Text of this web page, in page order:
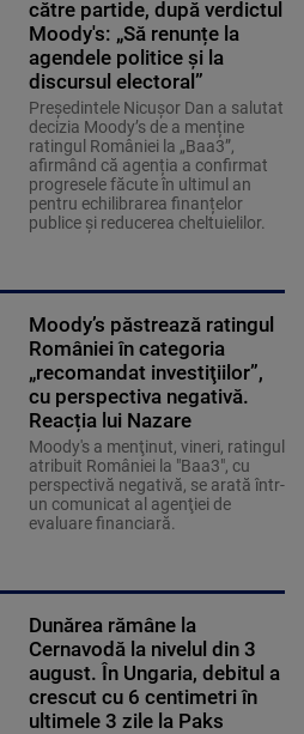
către partide, după verdictul
Moody's: „Să renunțe la
agendele politice şi la
discursul electoral”
Președintele Nicușor Dan a salutat
decizia Moody’s de a menține
ratingul României la „Baa3”,
afirmând că agenția a confirmat
progresele făcute în ultimul an
pentru echilibrarea finanțelor
publice și reducerea cheltuielilor.
Moody’s păstrează ratingul
României în categoria
„recomandat investiţiilor”,
cu perspectiva negativă.
Reacția lui Nazare
Moody's a menţinut, vineri, ratingul
atribuit României la "Baa3", cu
perspectivă negativă, se arată într-
un comunicat al agenţiei de
evaluare financiară.
Dunărea rămâne la
Cernavodă la nivelul din 3
august. În Ungaria, debitul a
crescut cu 6 centimetri în
ultimele 3 zile la Paks